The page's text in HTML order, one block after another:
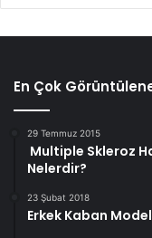
En Çok
29 Temmuz 2015
Multiple Skleroz
Nelerdir?
23 Şubat 2018
Erkek Kaban